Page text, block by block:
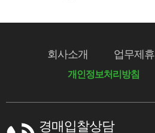
회사소개 업무제휴
개인정보처리방침
경매입찰상담